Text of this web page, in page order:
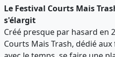
Le Festival Courts Mais
s'élargit
Créé presque par hasard en
Courts Mais Trash, dédié